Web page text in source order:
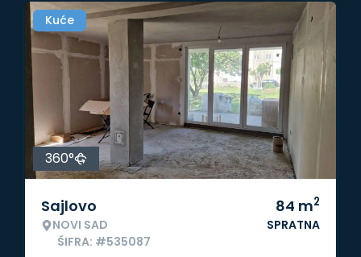
Kuće
360°
Sajlovo
NOVI SAD
ŠIFRA: #535087
84 m2
SPRATNA